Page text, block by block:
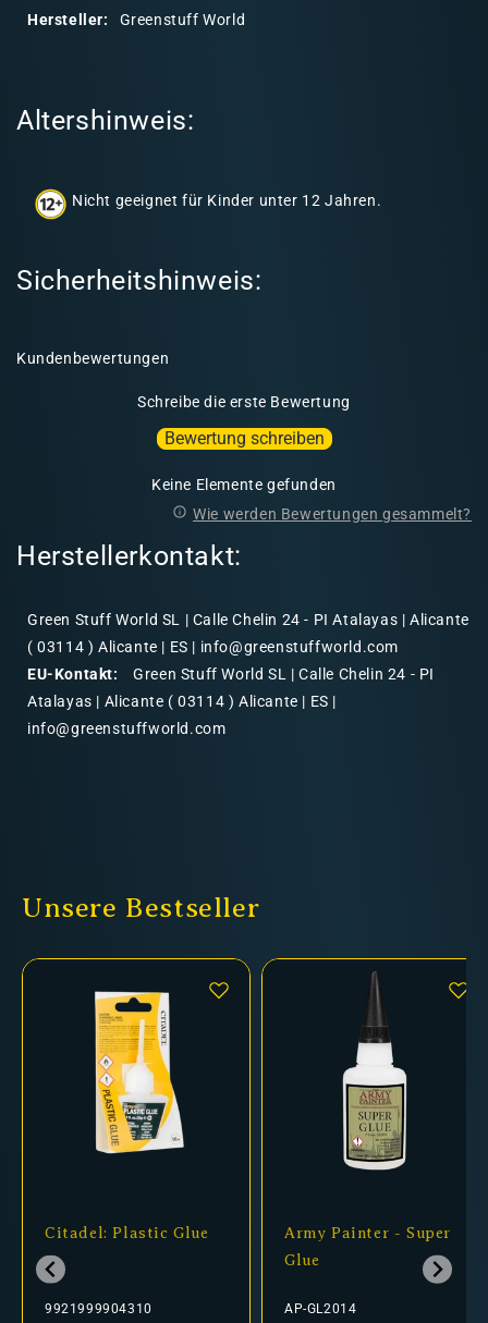
n
Hersteller:
Greenstuff World
Altershinweis:
Nicht geeignet für Kinder unter 12 Jahren.
Sicherheitshinweis:
Kundenbewertungen
Schreibe die erste Bewertung
Bewertung schreiben
Keine Elemente gefunden
Wie werden Bewertungen gesammelt?
Herstellerkontakt:
Green Stuff World SL | Calle Chelin 24 - PI Atalayas | Alicante
( 03114 ) Alicante | ES | info@greenstuffworld.com
EU-Kontakt:
Green Stuff World SL | Calle Chelin 24 - PI
Atalayas | Alicante ( 03114 ) Alicante | ES |
info@greenstuffworld.com
Unsere Bestseller
Citadel: Plastic Glue
9921999904310
Army Painter - Super
Glue
AP-GL2014